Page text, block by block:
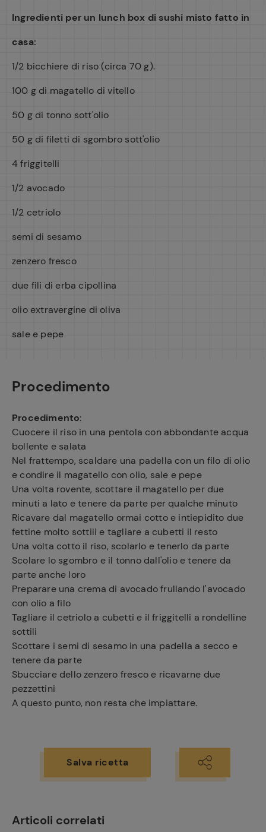
Ingredienti per un lunch box di sushi misto fatto in
casa:
1/2 bicchiere di riso (circa 70 g).
100 g di magatello di vitello
50 g di tonno sott'olio
50 g di filetti di sgombro sott'olio
4 friggitelli
1/2 avocado
1/2 cetriolo
semi di sesamo
zenzero fresco
due fili di erba cipollina
olio extravergine di oliva
sale e pepe
Procedimento
Procedimento:
Cuocere il riso in una pentola con abbondante acqua
bollente e salata
Nel frattempo, scaldare una padella con un filo di olio
e condire il magatello con olio, sale e pepe
Una volta rovente, scottare il magatello per due
minuti a lato e tenere da parte per qualche minuto
Ricavare dal magatello ormai cotto e intiepidito due
fettine molto sottili e tagliare a cubetti il resto
Una volta cotto il riso, scolarlo e tenerlo da parte
Scolare lo sgombro e il tonno dall'olio e tenere da
parte anche loro
Preparare una crema di avocado frullando l'avocado
con olio a filo
Tagliare il cetriolo a cubetti e il friggitelli a rondelline
sottili
Scottare i semi di sesamo in una padella a secco e
tenere da parte
Sbucciare dello zenzero fresco e ricavarne due
pezzettini
A questo punto, non resta che impiattare.
Salva ricetta
Articoli correlati